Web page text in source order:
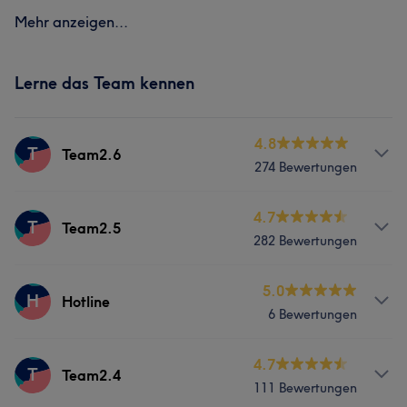
Mehr anzeigen...
Lerne das Team kennen
T Team2.6
4.8
274 Bewertungen
Services
Was unsere Kunden über Team2.6 sagen
T Team2.5
4.7
282 Bewertungen
Services
Was unsere Kunden über Team2.5 sagen
H Hotline
5.0
6 Bewertungen
Services
T Team2.4
4.7
111 Bewertungen